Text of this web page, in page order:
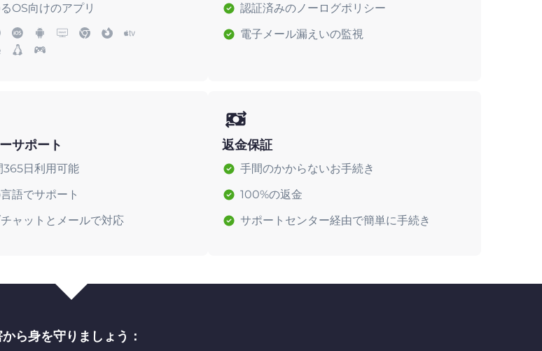
OS向けのアプリ
認証済みのノーログポリシー
電子メール漏えいの監視
サポート
日利用可能
語でサポート
ャットとメールで対応
返金保証
手間のかからないお手続き
100%の返金
サポートセンター経由で簡単に手続き
ら身を守りましょう：